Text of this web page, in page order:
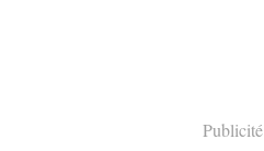
Publicité